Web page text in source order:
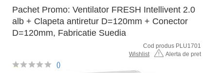
Pachet Promo: Ventilator FRESH Intellivent 2.0
alb + Clapeta antiretur D=120mm + Conector
D=120mm, Fabricatie Suedia
Cod produs PLU1701
Wishlist
Alerta de pret
()